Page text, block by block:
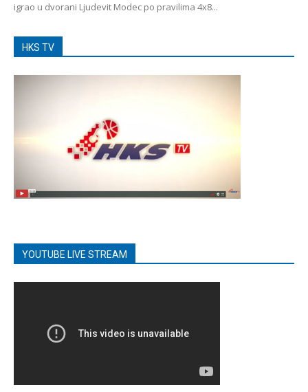
igrao u dvorani Ljudevit Modec po pravilima 4x8...
HKS TV
YOUTUBE LIVE STREAM